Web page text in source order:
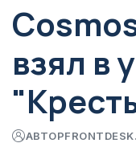
взял в
АВТОР